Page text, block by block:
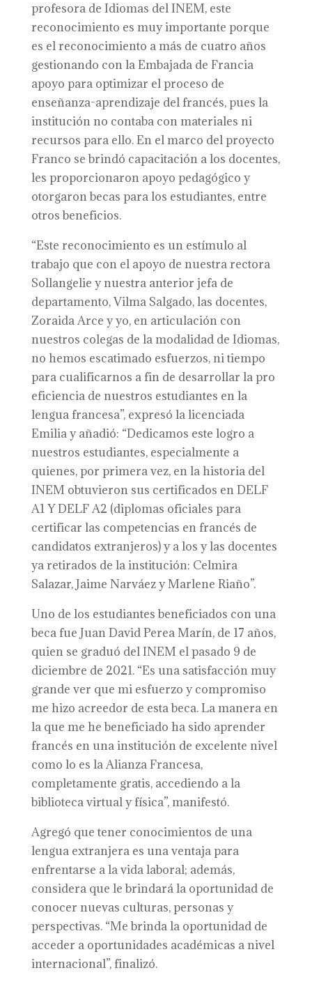
profesora de Idiomas del INEM, este
reconocimiento es muy importante porque
es el reconocimiento a más de cuatro años
gestionando con la Embajada de Francia
apoyo para optimizar el proceso de
enseñanza-aprendizaje del francés, pues la
institución no contaba con materiales ni
recursos para ello. En el marco del proyecto
Franco se brindó capacitación a los docentes,
les proporcionaron apoyo pedagógico y
otorgaron becas para los estudiantes, entre
otros beneficios.
“Este reconocimiento es un estímulo al
trabajo que con el apoyo de nuestra rectora
Sollangelie y nuestra anterior jefa de
departamento, Vilma Salgado, las docentes,
Zoraida Arce y yo, en articulación con
nuestros colegas de la modalidad de Idiomas,
no hemos escatimado esfuerzos, ni tiempo
para cualificarnos a fin de desarrollar la pro
eficiencia de nuestros estudiantes en la
lengua francesa”, expresó la licenciada
Emilia y añadió: “Dedicamos este logro a
nuestros estudiantes, especialmente a
quienes, por primera vez, en la historia del
INEM obtuvieron sus certificados en DELF
A1 Y DELF A2 (diplomas oficiales para
certificar las competencias en francés de
candidatos extranjeros) y a los y las docentes
ya retirados de la institución: Celmira
Salazar, Jaime Narváez y Marlene Riaño”.
Uno de los estudiantes beneficiados con una
beca fue Juan David Perea Marín, de 17 años,
quien se graduó del INEM el pasado 9 de
diciembre de 2021. “Es una satisfacción muy
grande ver que mi esfuerzo y compromiso
me hizo acreedor de esta beca. La manera en
la que me he beneficiado ha sido aprender
francés en una institución de excelente nivel
como lo es la Alianza Francesa,
completamente gratis, accediendo a la
biblioteca virtual y física”, manifestó.
Agregó que tener conocimientos de una
lengua extranjera es una ventaja para
enfrentarse a la vida laboral; además,
considera que le brindará la oportunidad de
conocer nuevas culturas, personas y
perspectivas. “Me brinda la oportunidad de
acceder a oportunidades académicas a nivel
internacional”, finalizó.